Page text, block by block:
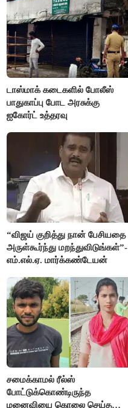
டாஸ்மாக் கடைகளில் போலீஸ்
பாதுகாப்பு போட அரசுக்கு
ஐகோர்ட் உத்தரவு
“விஜய் குறித்து நான் பேசியதை
அருள்கூர்ந்து மறந்துவிடுங்கள்”-
எம்.எல்.ஏ. மார்க்கண்டேயன்
சமைக்காமல் ரீல்ஸ்
போட்டுக்கொண்டிருந்த
மனைவியை கொலை செய்த